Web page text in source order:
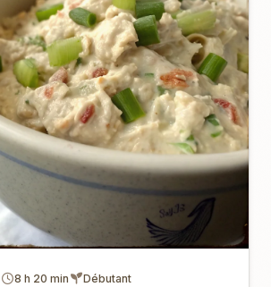
8 h 20 min Débutant